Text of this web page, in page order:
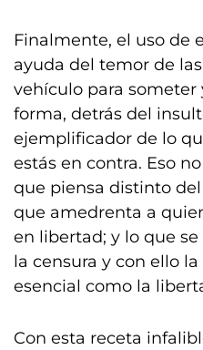
Finalmente, el uso de
ayuda del temor de
vehículo para someter
forma, detrás del
ejemplificador de lo
estás en contra. Eso
que piensa distinto del
que amedrenta a
en libertad; y lo que
la censura y con ello
esencial como la
Con esta receta